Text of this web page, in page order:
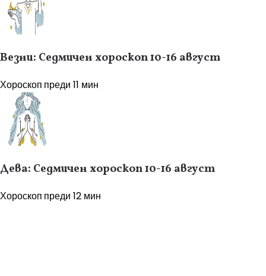
Везни: Седмичен хороскоп 10-16 август
Хороскоп преди 11 мин
Дева: Седмичен хороскоп 10-16 август
Хороскоп преди 12 мин